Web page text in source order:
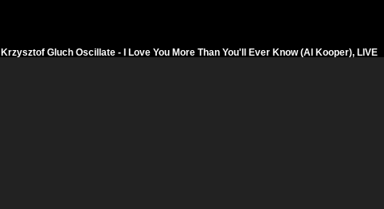
Krzysztof Gluch Oscillate - I Love You More Than You'll Ever Know (Al Kooper), LIVE